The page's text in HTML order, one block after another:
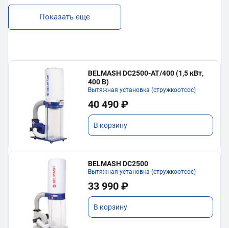
Показать еще
BELMASH DC2500-AT/400 (1,5 кВт,
400 В)
Вытяжная установка (стружкоотсос)
40 490 ₽
В корзину
BELMASH DC2500
Вытяжная установка (стружкоотсос)
33 990 ₽
В корзину